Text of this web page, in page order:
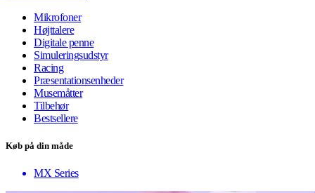
Mikrofoner
Højttalere
Digitale penne
Simuleringsudstyr
Racing
Præsentationsenheder
Musemåtter
Tilbehør
Bestsellere
Køb på din måde
MX Series